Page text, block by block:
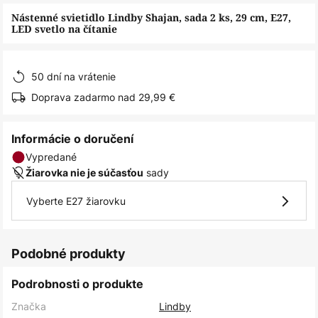
Nástenné svietidlo Lindby Shajan, sada 2 ks, 29 cm, E27,
LED svetlo na čítanie
50 dní na vrátenie
Doprava zadarmo nad 29,99 €
Informácie o doručení
Vypredané
Žiarovka nie je súčasťou sady
Vyberte E27 žiarovku
Podobné produkty
Podrobnosti o produkte
Značka
Lindby